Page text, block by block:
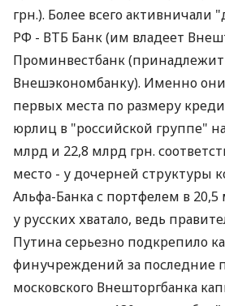
грн.). Более всего активничали
РФ - ВТБ Банк (им владеет
Проминвестбанк (принадлежит
Внешэкономбанку). Именно
первых места по размеру
юрлиц в "российской группе"
млрд и 22,8 млрд грн.
место - у дочерней структуры
Альфа-Банка с портфелем в
у русских хватало, ведь
Путина серьезно подкрепило
финучреждений за последние
московского Внешторгбанка